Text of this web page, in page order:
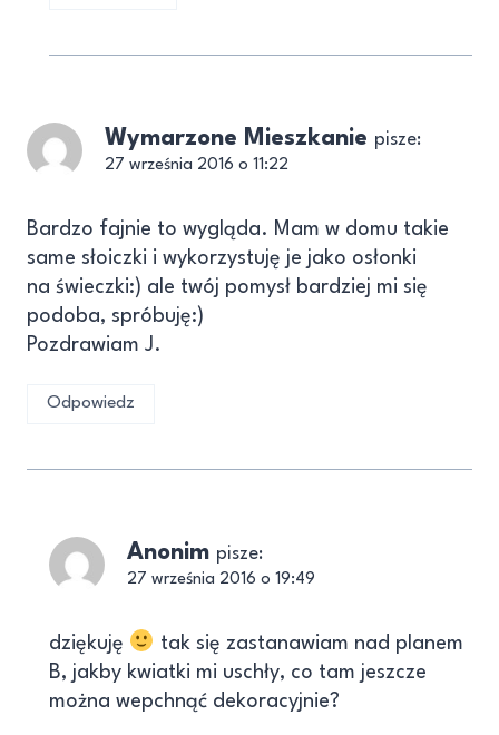
Wymarzone Mieszkanie pisze:
27 września 2016 o 11:22
Bardzo fajnie to wygląda. Mam w domu takie
same słoiczki i wykorzystuję je jako osłonki
na świeczki:) ale twój pomysł bardziej mi się
podoba, spróbuję:)
Pozdrawiam J.
Odpowiedz
Anonim pisze:
27 września 2016 o 19:49
dziękuję
tak się zastanawiam nad planem
B, jakby kwiatki mi uschły, co tam jeszcze
można wepchnąć dekoracyjnie?